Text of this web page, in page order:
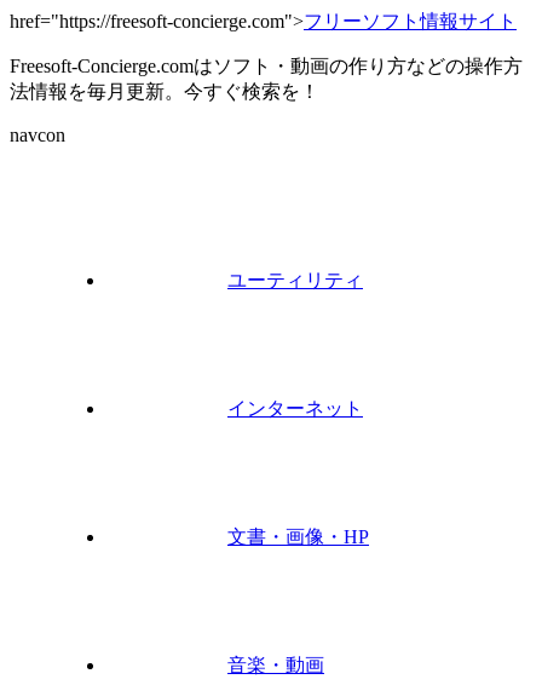
href="https://freesoft-concierge.com">フリーソフト情報サイト
Freesoft-Concierge.comはソフト・動画の作り方などの操作方
法情報を毎月更新。今すぐ検索を！
navcon
ユーティリティ
インターネット
文書・画像・HP
音楽・動画